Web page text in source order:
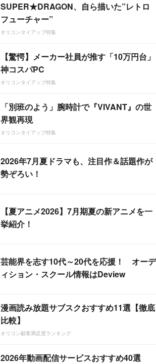
SUPER★DRAGON、自ら描いた”レトロ
フューチャー”
オリコンタイアップ特集
【驚愕】メーカー社員が推す「10万円台」
神コスパPC
オリコンタイアップ特集
「別班のよう」腕時計で『VIVANT』の世
界観再現
オリコンタイアップ特集
2026年7月夏ドラマも、注目作＆話題作が
勢ぞろい！
【夏アニメ2026】7月期夏の新アニメを一
挙紹介！
芸能界を志す10代～20代を応援！ オーデ
ィション・スクール情報はDeview
漫画読み放題サブスクおすすめ11選【徹底
比較】
オリコン顧客満足度ランキング
2026年動画配信サービスおすすめ40選